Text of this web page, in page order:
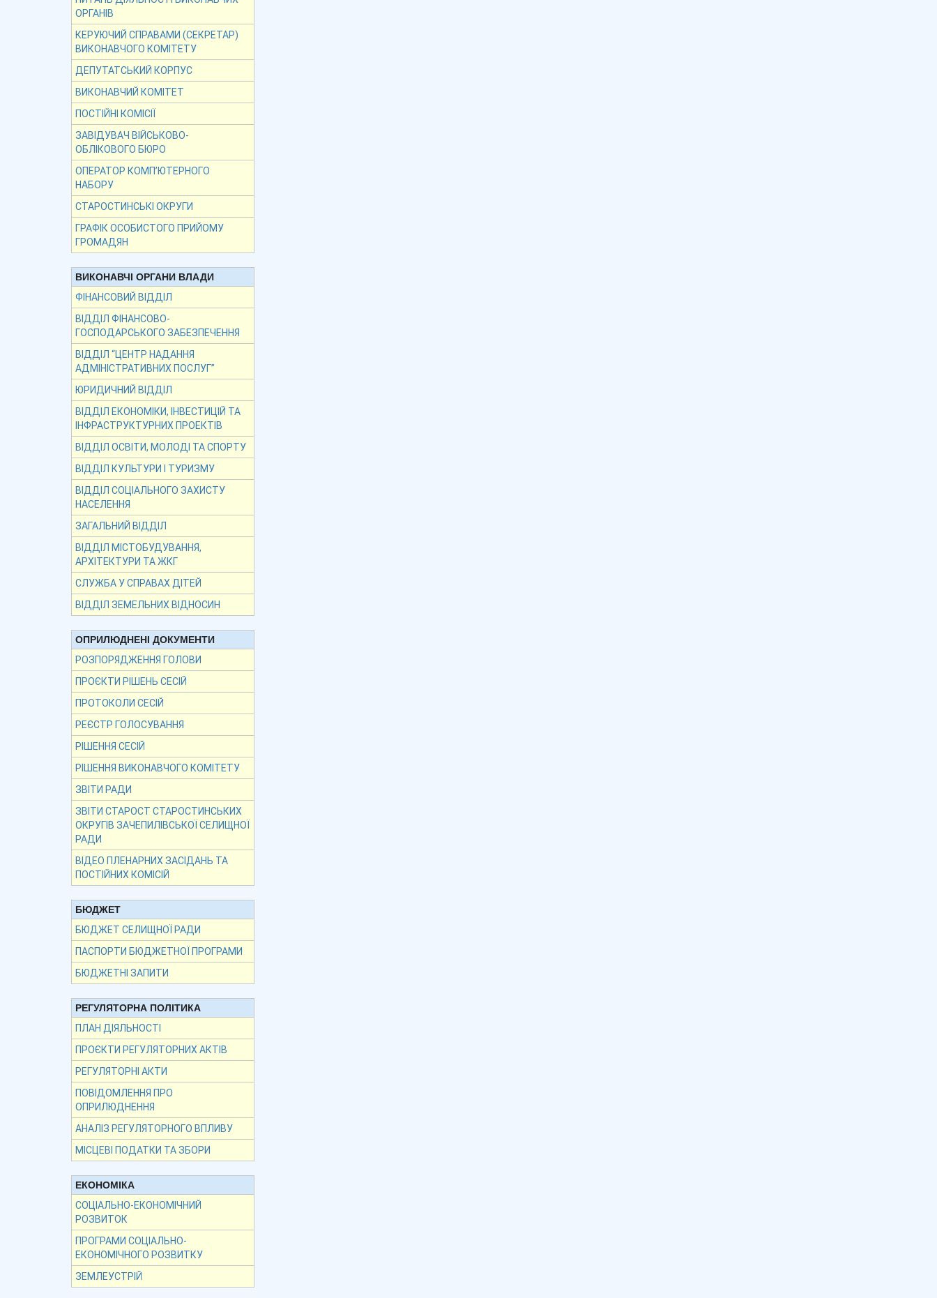
ОРГАНІВ
КЕРУЮЧИЙ СПРАВАМИ (СЕКРЕТАР)
ВИКОНАВЧОГО КОМІТЕТУ
ДЕПУТАТСЬКИЙ КОРПУС
ВИКОНАВЧИЙ КОМІТЕТ
ПОСТІЙНІ КОМІСІЇ
ЗАВІДУВАЧ ВІЙСЬКОВО-
ОБЛІКОВОГО БЮРО
ОПЕРАТОР КОМП’ЮТЕРНОГО
НАБОРУ
СТАРОСТИНСЬКІ ОКРУГИ
ГРАФІК ОСОБИСТОГО ПРИЙОМУ
ГРОМАДЯН
ВИКОНАВЧІ ОРГАНИ ВЛАДИ
ФІНАНСОВИЙ ВІДДІЛ
ВІДДІЛ ФІНАНСОВО-
ГОСПОДАРСЬКОГО ЗАБЕЗПЕЧЕННЯ
ВІДДІЛ “ЦЕНТР НАДАННЯ
АДМІНІСТРАТИВНИХ ПОСЛУГ”
ЮРИДИЧНИЙ ВІДДІЛ
ВІДДІЛ ЕКОНОМІКИ, ІНВЕСТИЦІЙ ТА
ІНФРАСТРУКТУРНИХ ПРОЕКТІВ
ВІДДІЛ ОСВІТИ, МОЛОДІ ТА СПОРТУ
ВІДДІЛ КУЛЬТУРИ І ТУРИЗМУ
ВІДДІЛ СОЦІАЛЬНОГО ЗАХИСТУ
НАСЕЛЕННЯ
ЗАГАЛЬНИЙ ВІДДІЛ
ВІДДІЛ МІСТОБУДУВАННЯ,
АРХІТЕКТУРИ ТА ЖКГ
СЛУЖБА У СПРАВАХ ДІТЕЙ
ВІДДІЛ ЗЕМЕЛЬНИХ ВІДНОСИН
ОПРИЛЮДНЕНІ ДОКУМЕНТИ
РОЗПОРЯДЖЕННЯ ГОЛОВИ
ПРОЄКТИ РІШЕНЬ СЕСІЙ
ПРОТОКОЛИ СЕСІЙ
РЕЄСТР ГОЛОСУВАННЯ
РІШЕННЯ СЕСІЙ
РІШЕННЯ ВИКОНАВЧОГО КОМІТЕТУ
ЗВІТИ РАДИ
ЗВІТИ СТАРОСТ СТАРОСТИНСЬКИХ
ОКРУГІВ ЗАЧЕПИЛІВСЬКОЇ СЕЛИЩНОЇ
РАДИ
ВІДЕО ПЛЕНАРНИХ ЗАСІДАНЬ ТА
ПОСТІЙНИХ КОМІСІЙ
БЮДЖЕТ
БЮДЖЕТ СЕЛИЩНОЇ РАДИ
ПАСПОРТИ БЮДЖЕТНОЇ ПРОГРАМИ
БЮДЖЕТНІ ЗАПИТИ
РЕГУЛЯТОРНА ПОЛІТИКА
ПЛАН ДІЯЛЬНОСТІ
ПРОЄКТИ РЕГУЛЯТОРНИХ АКТІВ
РЕГУЛЯТОРНІ АКТИ
ПОВІДОМЛЕННЯ ПРО
ОПРИЛЮДНЕННЯ
АНАЛІЗ РЕГУЛЯТОРНОГО ВПЛИВУ
МІСЦЕВІ ПОДАТКИ ТА ЗБОРИ
ЕКОНОМІКА
СОЦІАЛЬНО-ЕКОНОМІЧНИЙ
РОЗВИТОК
ПРОГРАМИ СОЦІАЛЬНО-
ЕКОНОМІЧНОГО РОЗВИТКУ
ЗЕМЛЕУСТРІЙ